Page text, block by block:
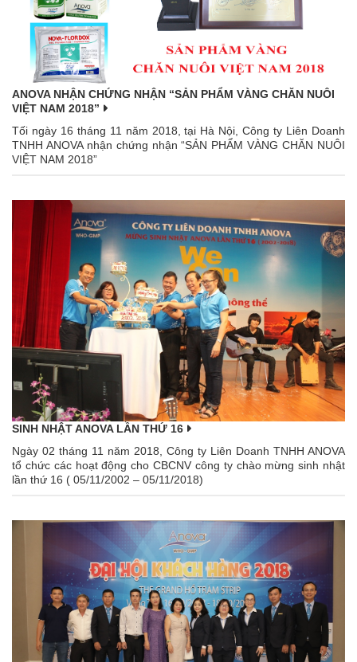
ANOVA NHẬN CHỨNG NHẬN “SẢN PHẨM VÀNG CHĂN NUÔI
VIỆT NAM 2018”
Tối ngày 16 tháng 11 năm 2018, tại Hà Nội, Công ty Liên Doanh
TNHH ANOVA nhận chứng nhận “SẢN PHẨM VÀNG CHĂN NUÔI
VIỆT NAM 2018”
SINH NHẬT ANOVA LẦN THỨ 16
Ngày 02 tháng 11 năm 2018, Công ty Liên Doanh TNHH ANOVA
tổ chức các hoạt động cho CBCNV công ty chào mừng sinh nhật
lần thứ 16 ( 05/11/2002 – 05/11/2018)